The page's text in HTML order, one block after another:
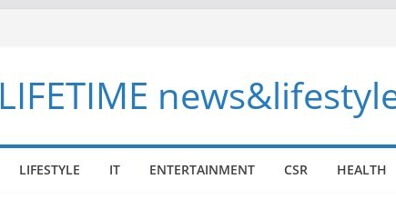
LIFETIME
LIFESTYLE IT ENTERTAINMENT CSR HEALTH